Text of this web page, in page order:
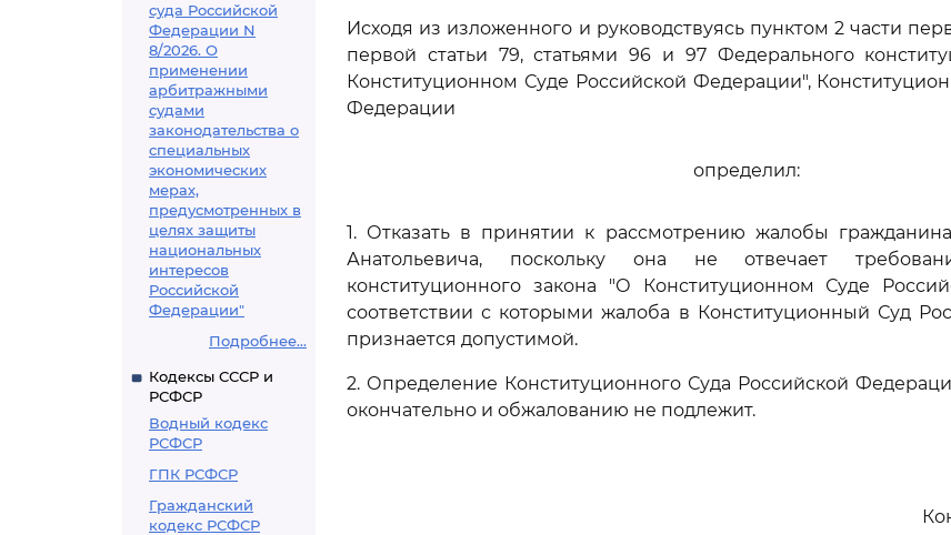
суда Российской
Федерации N
8/2026. О
применении
арбитражными
судами
законодательства о
специальных
экономических
мерах,
предусмотренных в
целях защиты
национальных
интересов
Российской
Федерации"
Подробнее...
Кодексы СССР и
РСФСР
Водный кодекс
РСФСР
ГПК РСФСР
Гражданский
кодекс РСФСР
Исходя из изложенного и руководствуясь пунктом 2 части
первой статьи 79, статьями 96 и 97 Федерального
Конституционном Суде Российской Федерации",
Федерации
определил:
1. Отказать в принятии к рассмотрению жалобы
Анатольевича, поскольку она не отвечает
конституционного закона "О Конституционном Суде
соответствии с которыми жалоба в Конституционный Суд
признается допустимой.
2. Определение Конституционного Суда Российской
окончательно и обжалованию не подлежит.